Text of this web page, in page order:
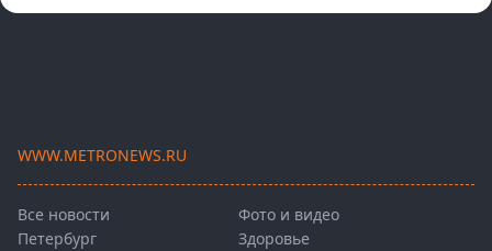
WWW.METRONEWS.RU
Все новости
Петербург
Фото и видео
Здоровье